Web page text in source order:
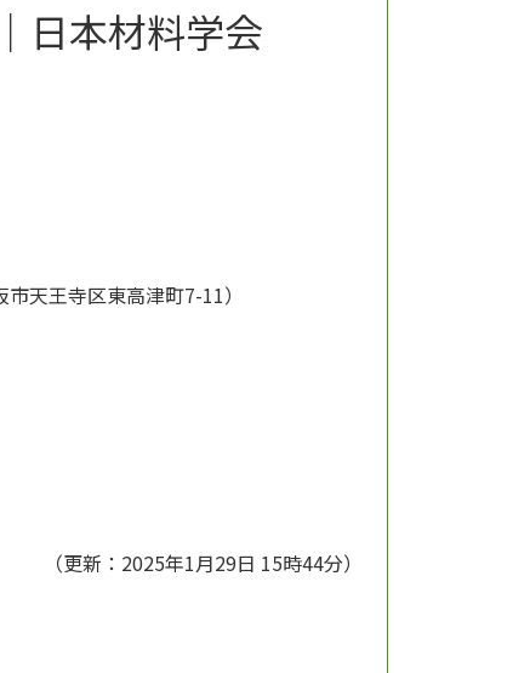
日本材料学会
天王寺区東高津町7-11）
（更新：2025年1月29日 15時44分）